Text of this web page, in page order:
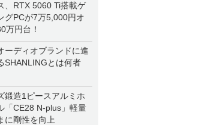
、RTX 5060 Ti搭載ゲ
グPCが7万5,000円オ
万円台！
ーディオブランドに進
SHANLINGとは何者
鍛造1ピースアルミホ
「CE28 N-plus」軽量
に剛性を向上